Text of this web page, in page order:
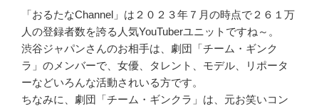
「おるたなChannel」は２０２３年７月の時点で２６１万
人の登録者数を誇る人気YouTuberユニットですね～。
渋谷ジャパンさんのお相手は、劇団「チーム・ギンク
ラ」のメンバーで、女優、タレント、モデル、リポータ
ーなどいろんな活動されいる方です。
ちなみに、劇団「チーム・ギンクラ」は、元お笑いコン